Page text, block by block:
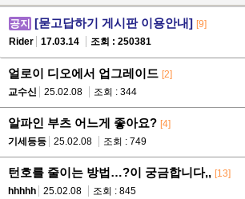
공지 [묻고답하기 게시판 이용안내] [9]
Rider
17.03.14 조회 : 250381
얼로이 디오에서 업그레이드 [2]
교수신
25.02.08 조회 : 344
알파인 부츠 어느게 좋아요? [4]
기세등등
25.02.08 조회 : 749
턴호를 줄이는 방법…?이 궁금합니다,, [13]
hhhhh
25.02.08 조회 : 845